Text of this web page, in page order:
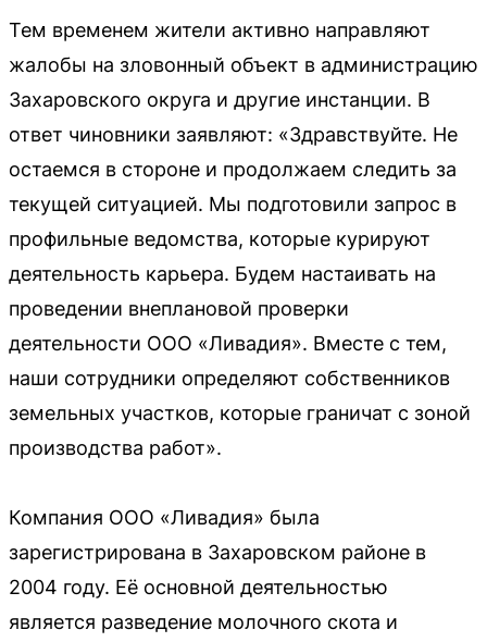
Тем временем жители активно направляют
жалобы на зловонный объект в администрацию
Захаровского округа и другие инстанции. В
ответ чиновники заявляют: «Здравствуйте. Не
остаемся в стороне и продолжаем следить за
текущей ситуацией. Мы подготовили запрос в
профильные ведомства, которые курируют
деятельность карьера. Будем настаивать на
проведении внеплановой проверки
деятельности ООО «Ливадия». Вместе с тем,
наши сотрудники определяют собственников
земельных участков, которые граничат с зоной
производства работ».
Компания ООО «Ливадия» была
зарегистрирована в Захаровском районе в
2004 году. Её основной деятельностью
является разведение молочного скота и